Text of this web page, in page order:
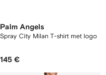
Palm Angels
Spray City Milan T-shirt met logo
145 €